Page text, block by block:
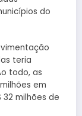
do
teria
todo, as
em
milhões de